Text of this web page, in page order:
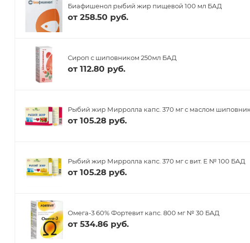
Биафишенол рыбий жир пищевой 100 мл БАД
от 258.50 руб.
Сироп с шиповником 250мл БАД
от 112.80 руб.
Рыбий жир Мирролла капс. 370 мг с маслом
от 105.28 руб.
Рыбий жир Мирролла капс. 370 мг с вит. Е № 100 БАД
от 105.28 руб.
Омега-3 60% Фортевит капс. 800 мг № 30 БАД
от 534.86 руб.